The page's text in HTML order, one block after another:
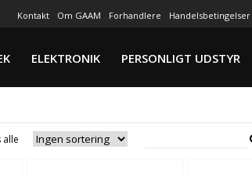
Kontakt Om GAAM Forhandlere Handelsbetingelser
ELEKTRONIK PERSONLIGT UDSTYR